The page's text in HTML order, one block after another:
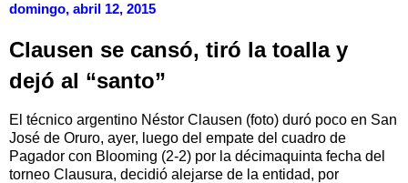
domingo, abril 12, 2015
Clausen se cansó, tiró la toalla y
dejó al “santo”
El técnico argentino Néstor Clausen (foto) duró poco en San
José de Oruro, ayer, luego del empate del cuadro de
Pagador con Blooming (2-2) por la décimaquinta fecha del
torneo Clausura, decidió alejarse de la entidad, por